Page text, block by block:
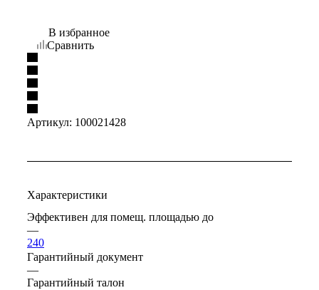
В избранное
Сравнить
Артикул: 100021428
Характеристики
Эффективен для помещ. площадью до
—
240
Гарантийный документ
—
Гарантийный талон